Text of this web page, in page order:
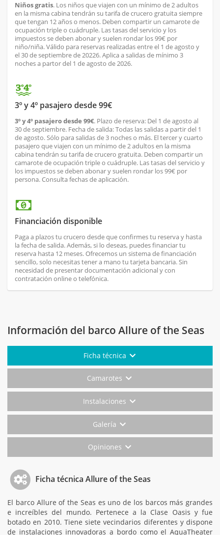
Niños gratis. Los niños que viajen con un mínimo de 2 adultos
en la misma cabina tendrán su tarifa de crucero gratuita siempre
que tengan 12 años o menos. Deben compartir un camarote de
ocupación triple o cuádruple. Las tasas del servicio y los
impuestos se deben abonar y suelen rondar los 99€ por
niño/niña. Válido para reservas realizadas entre el 1 de agosto y
el 30 de septiembre de 20226. Aplica a salidas de mínimo 3
noches a partor del 1 de agosto de 2026.
3º y 4º pasajero desde 99€
3º y 4º pasajero desde 99€. Plazo de reserva: Del 1 de agosto al
30 de septiembre. Fecha de salida: Todas las salidas a partir del 1
de agosto. Sólo para salidas de 3 noches o más. El tercer y cuarto
pasajero que viajen con un mínimo de 2 adultos en la misma
cabina tendrán su tarifa de crucero gratuita. Deben compartir un
camarote de ocupación triple o cuádruple. Las tasas del servicio y
los impuestos se deben abonar y suelen rondar los 99€ por
persona. Consulta fechas de aplicación.
Financiación disponible
Paga a plazos tu crucero desde que confirmes tu reserva y hasta
la fecha de salida. Además, si lo deseas, puedes financiar tu
reserva hasta 12 meses. Ofrecemos un sistema de financiación
sencillo, solo necesitas tener a mano tu tarjeta bancaria. Sin
necesidad de presentar documentación adicional y con
contratación online o telefónica.
Información del barco Allure of the Seas
Ficha técnica
Camarotes
Instalaciones
Galería
Opiniones
Ficha técnica Allure of the Seas
El barco Allure of the Seas es uno de los barcos más grandes
e increíbles del mundo. Pertenece a la Clase Oasis y fue
botado en 2010. Tiene siete vecindarios diferentes y dispone
de instalaciones innovadoras a bordo como el AquaTheater